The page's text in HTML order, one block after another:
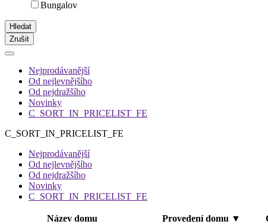
Bungalov
Hledat
Zrušit
Nejprodávanější
Od nejlevnějšího
Od nejdražšího
Novinky
C_SORT_IN_PRICELIST_FE
C_SORT_IN_PRICELIST_FE
Nejprodávanější
Od nejlevnějšího
Od nejdražšího
Novinky
C_SORT_IN_PRICELIST_FE
Název domu Provedení domu ▼